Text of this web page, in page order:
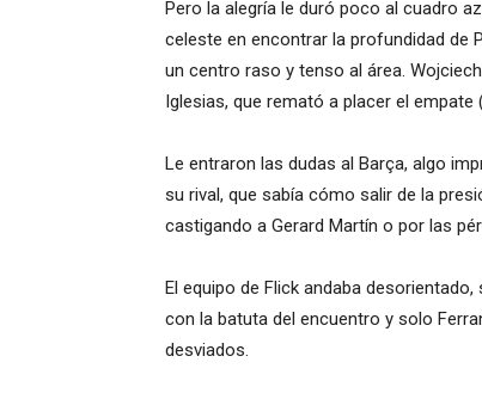
Pero la alegría le duró poco al cuadro
celeste en encontrar la profundidad de
un centro raso y tenso al área.
Iglesias, que remató a placer el empate
Le entraron las dudas al Barça, algo
su rival, que sabía cómo salir de la
castigando a Gerard Martín o por las
El equipo de Flick andaba
con la batuta del encuentro y solo
desviados.